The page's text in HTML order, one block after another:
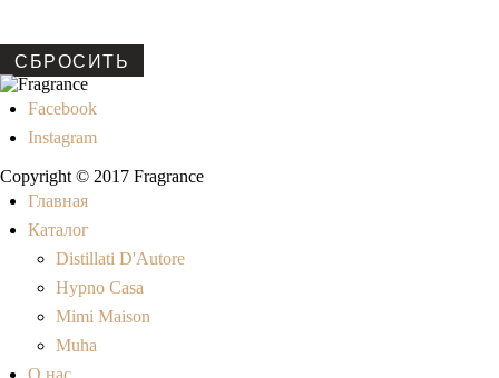
СБРОСИТЬ
Facebook
Instagram
Copyright © 2017 Fragrance
Главная
Каталог
Distillati D'Autore
Hypno Casa
Mimi Maison
Muha